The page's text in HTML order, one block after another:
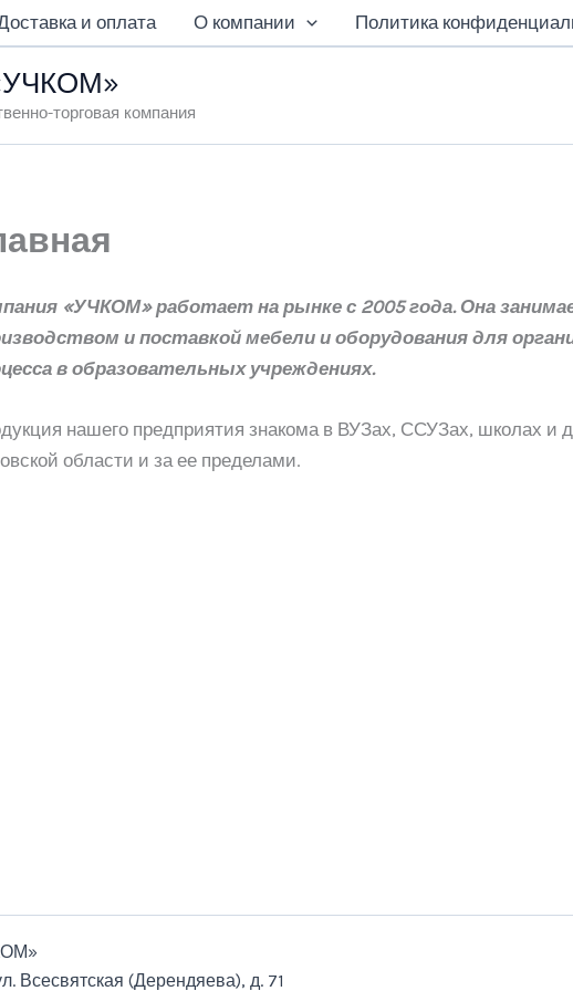
и оплата О компании Политика
торговая компания
«УЧКОМ» работает на рынке с 2005 года. Она
и поставкой мебели и оборудования для
в образовательных учреждениях.
нашего предприятия знакома в ВУЗах, ССУЗах, школах и
области и за ее пределами.
Всесвятская (Дерендяева), д. 71